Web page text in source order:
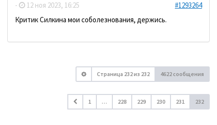
- 12 ноя 2023, 16:25
#1293264
Критик Силкина мои соболезнования, держись.
Страница 232из 232 4622 сообщения
1 … 228 229 230 231 232